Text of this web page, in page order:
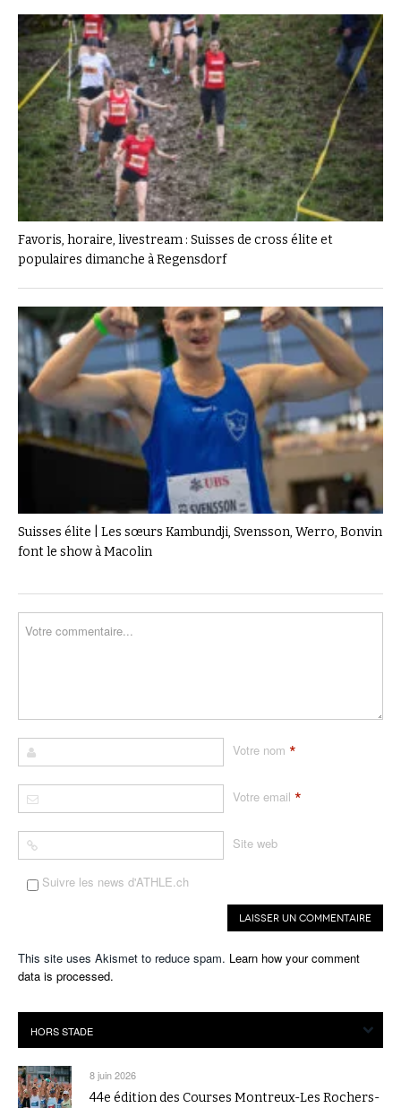
Favoris, horaire, livestream : Suisses de cross élite et
populaires dimanche à Regensdorf
Suisses élite | Les sœurs Kambundji, Svensson, Werro, Bonvin
font le show à Macolin
Votre nom *
Votre email *
Site web
Suivre les news d'ATHLE.ch
This site uses Akismet to reduce spam. Learn how your comment
data is processed.
8 juin 2026
44e édition des Courses Montreux-Les Rochers-